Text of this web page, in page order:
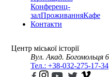
Конференц-
залПроживанняКафе
Контакти
Центр міської історії
Вул. Акад. Богомольця 6
Тел.: +38-032-275-17-34